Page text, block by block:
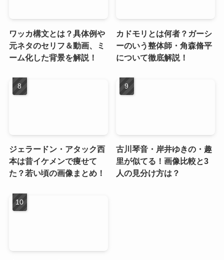
ワッカ構文とは？具体例や
元ネタのセリフ＆動画、ミ
ーム化した背景を解説！
カドモリとは何者？ガーシ
ーのいう整体師・角森脩平
について徹底解説！
ジェラードン・アタック西
本は昔イケメンで痩せて
た？若い頃の画像まとめ！
古川琴音・岸井ゆきの・趣
里が似てる！画像比較と3
人の見分け方は？